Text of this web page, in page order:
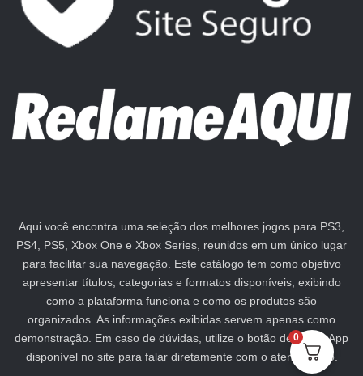
Aqui você encontra uma seleção dos melhores jogos para PS3,
PS4, PS5, Xbox One e Xbox Series, reunidos em um único lugar
para facilitar sua navegação. Este catálogo tem como objetivo
apresentar títulos, categorias e formatos disponíveis, exibindo
como a plataforma funciona e como os produtos são
organizados. As informações exibidas servem apenas como
demonstração. Em caso de dúvidas, utilize o botão de WhatsApp
disponível no site para falar diretamente com o atendimento.
0